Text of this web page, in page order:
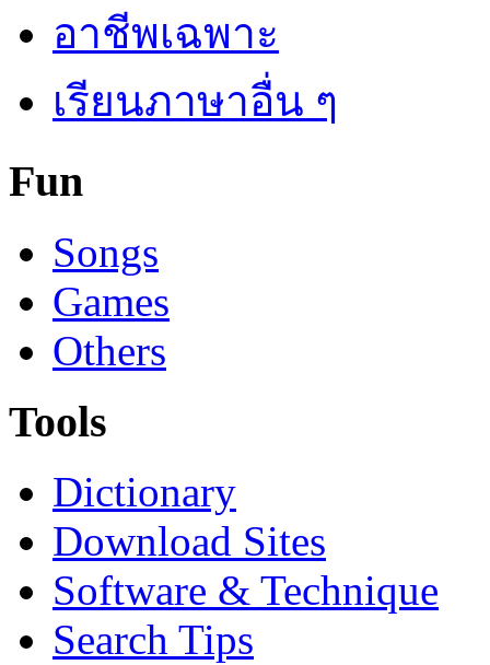
อาชีพเฉพาะ
เรียนภาษาอื่น ๆ
Fun
Songs
Games
Others
Tools
Dictionary
Download Sites
Software & Technique
Search Tips